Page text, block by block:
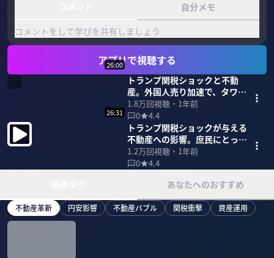
自分メモ
コメントをして学びを共有しましょう
アプリで視聴する
26:00
トランプ関税ショックと不動
産。外国人売り加速で、タワマ
ンバブル崩壊か
1.8万回視聴・ 1年前
0
4.4
26:31
トランプ関税ショックが与える
不動産への影響。庶民にとって
はポジティブ
1.2万回視聴・ 1年前
0
4.4
あなたへのおすすめ
不動産革新 円安影響 不動産バブル 関税衝撃 資産運用